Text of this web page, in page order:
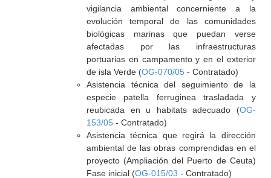
vigilancia ambiental concerniente a la
evolución temporal de las comunidades
biológicas marinas que puedan verse
afectadas por las infraestructuras
portuarias en campamento y en el exterior
de isla Verde (OG-070/05- Contratado)
Asistencia técnica del seguimiento de la
especie patella ferruginea trasladada y
reubicada en u habitats adecuado (OG-
153/05- Contratado)
Asistencia técnica que regirá la dirección
ambiental de las obras comprendidas en el
proyecto (Ampliación del Puerto de Ceuta)
Fase inicial (OG-015/03 - Contratado)